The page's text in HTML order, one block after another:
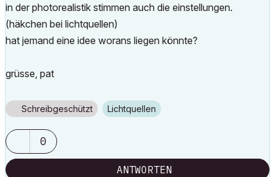
in der photorealistik stimmen auch die einstellungen.
(häkchen bei lichtquellen)
hat jemand eine idee worans liegen könnte?
grüsse, pat
Schreibgeschützt Lichtquellen
0
ANTWORTEN